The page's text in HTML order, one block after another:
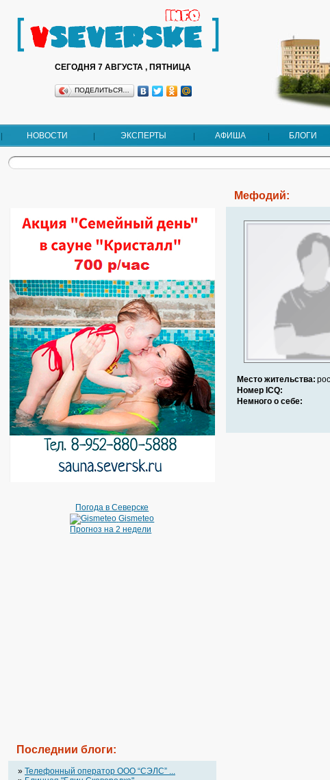
СЕГОДНЯ 7 АВГУСТА , ПЯТНИЦА
ПОДЕЛИТЬСЯ…
НОВОСТИ ЭКСПЕРТЫ АФИША БЛОГИ
Погода в Северске
Gismeteo
Прогноз на 2 недели
Последнии блоги:
» Телефонный оператор OOO “СЭЛС” ...
Мефодий:
Место жительства:
Номер ICQ:
Немного о себе: